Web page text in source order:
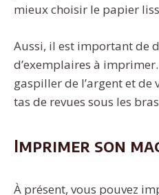
mieux choisir le papier
Aussi, il est important de
d’exemplaires à
gaspiller de l’argent et de
tas de revues sous les
Imprimer son
À présent, vous pouvez